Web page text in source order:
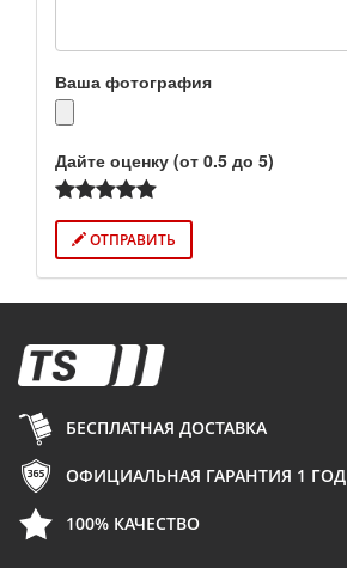
Ваша фотография
Дайте оценку (от 0.5 до 5)
ОТПРАВИТЬ
БЕСПЛАТНАЯ ДОСТАВКА
ОФИЦИАЛЬНАЯ ГАРАНТИЯ 1 ГОД
100% КАЧЕСТВО